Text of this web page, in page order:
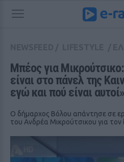
Μπέος για
είναι στο πάνελ της
εγώ και πού είναι αυτοί»
Ο δήμαρχος Βόλου απάντησε σε
του Ανδρέα Μικρούτσικου για τον